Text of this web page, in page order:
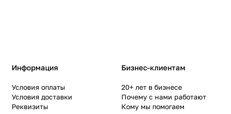
Информация
Условия оплаты
Условия доставки
Реквизиты
Бизнес-клиентам
20+ лет в бизнесе
Почему с нами работают
Кому мы помогаем